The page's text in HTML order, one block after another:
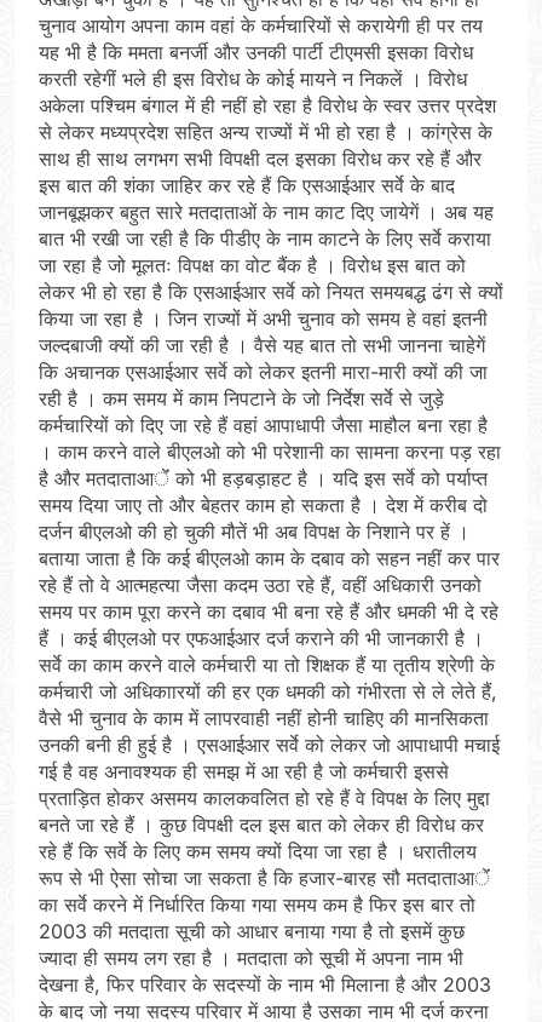
चुनाव आयोग अपना काम वहां के कर्मचारियों से करायेगी ही पर तय
यह भी है कि ममता बनर्जी और उनकी पार्टी टीएमसी इसका विरोध
करती रहेगीं भले ही इस विरोध के कोई मायने न निकलें । विरोध
अकेला पश्चिम बंगाल में ही नहीं हो रहा है विरोध के स्वर उत्तर प्रदेश
से लेकर मध्यप्रदेश सहित अन्य राज्यों में भी हो रहा है । कांग्रेस के
साथ ही साथ लगभग सभी विपक्षी दल इसका विरोध कर रहे हैं और
इस बात की शंका जाहिर कर रहे हैं कि एसआईआर सर्वे के बाद
जानबूझकर बहुत सारे मतदाताओं के नाम काट दिए जायेगें । अब यह
बात भी रखी जा रही है कि पीडीए के नाम काटने के लिए सर्वे कराया
जा रहा है जो मूलतः विपक्ष का वोट बैंक है । विरोध इस बात को
लेकर भी हो रहा है कि एसआईआर सर्वे को नियत समयबद्ध ढंग से क्यों
किया जा रहा है । जिन राज्यों में अभी चुनाव को समय हे वहां इतनी
जल्दबाजी क्यों की जा रही है । वैसे यह बात तो सभी जानना चाहेगें
कि अचानक एसआईआर सर्वे को लेकर इतनी मारा-मारी क्यों की जा
रही है । कम समय में काम निपटाने के जो निर्देश सर्वे से जुड़े
कर्मचारियों को दिए जा रहे हैं वहां आपाधापी जैसा माहौल बना रहा है
। काम करने वाले बीएलओ को भी परेशानी का सामना करना पड़ रहा
है और मतदाताआेंं को भी हड़बड़ाहट है । यदि इस सर्वे को पर्याप्त
समय दिया जाए तो और बेहतर काम हो सकता है । देश में करीब दो
दर्जन बीएलओ की हो चुकी मौतें भी अब विपक्ष के निशाने पर हें ।
बताया जाता है कि कई बीएलओ काम के दबाव को सहन नहीं कर पार
रहे हैं तो वे आत्महत्या जैसा कदम उठा रहे हैं, वहीं अधिकारी उनको
समय पर काम पूरा करने का दबाव भी बना रहे हैं और धमकी भी दे रहे
हैं । कई बीएलओ पर एफआईआर दर्ज कराने की भी जानकारी है ।
सर्वे का काम करने वाले कर्मचारी या तो शिक्षक हैं या तृतीय श्रेणी के
कर्मचारी जो अधिकाारयों की हर एक धमकी को गंभीरता से ले लेते हैं,
वैसे भी चुनाव के काम में लापरवाही नहीं होनी चाहिए की मानसिकता
उनकी बनी ही हुई है । एसआईआर सर्वे को लेकर जो आपाधापी मचाई
गई है वह अनावश्यक ही समझ में आ रही है जो कर्मचारी इससे
प्रताड़ित होकर असमय कालकवलित हो रहे हैं वे विपक्ष के लिए मुद्दा
बनते जा रहे हैं । कुछ विपक्षी दल इस बात को लेकर ही विरोध कर
रहे हैं कि सर्वे के लिए कम समय क्यों दिया जा रहा है । धरातीलय
रूप से भी ऐसा सोचा जा सकता है कि हजार-बारह सौ मतदाताआेंं
का सर्वे करने में निर्धारित किया गया समय कम है फिर इस बार तो
2003 की मतदाता सूची को आधार बनाया गया है तो इसमें कुछ
ज्यादा ही समय लग रहा है । मतदाता को सूची में अपना नाम भी
देखना है, फिर परिवार के सदस्यों के नाम भी मिलाना है और 2003
के बाद जो नया सदस्य परिवार में आया है उसका नाम भी दर्ज करना